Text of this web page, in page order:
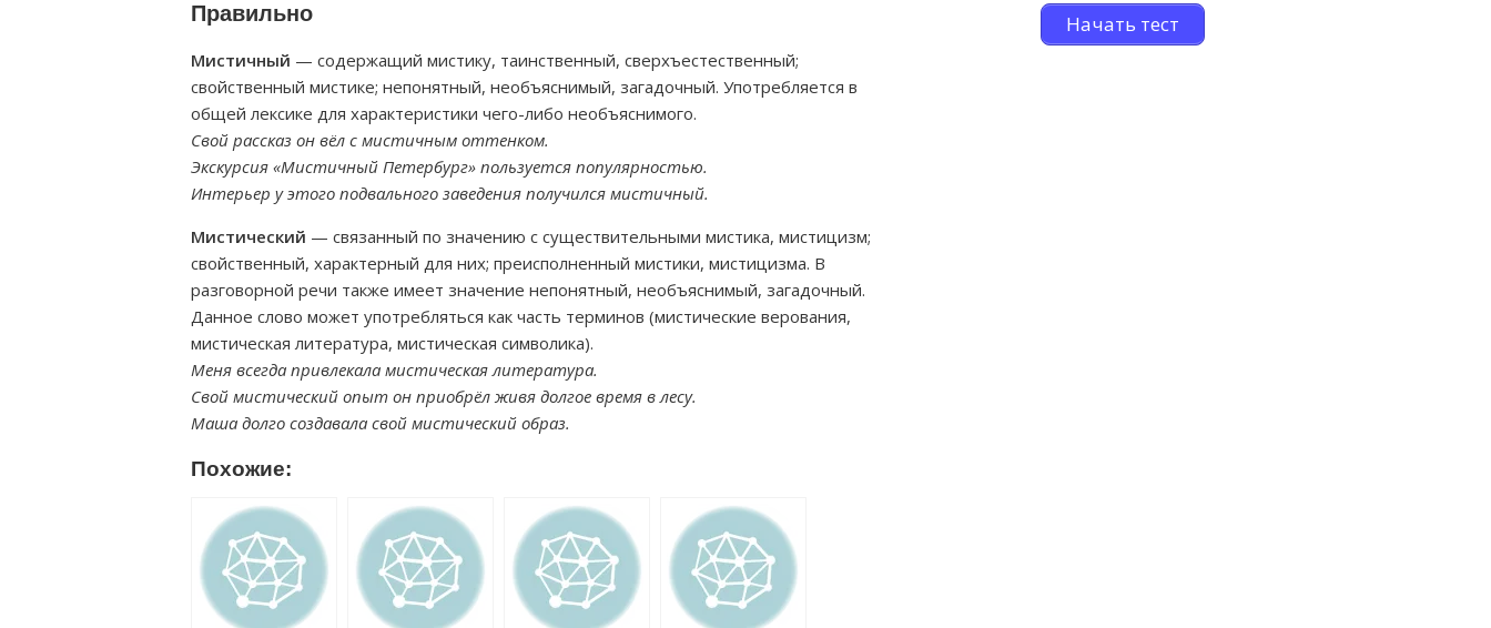
Правильно
Мистичный — содержащий мистику, таинственный, сверхъестественный;
свойственный мистике; непонятный, необъяснимый, загадочный. Употребляется в
общей лексике для характеристики чего-либо необъяснимого.
Свой рассказ он вёл с мистичным оттенком.
Экскурсия «Мистичный Петербург» пользуется популярностью.
Интерьер у этого подвального заведения получился мистичный.
Мистический — связанный по значению с существительными мистика, мистицизм;
свойственный, характерный для них; преисполненный мистики, мистицизма. В
разговорной речи также имеет значение непонятный, необъяснимый, загадочный.
Данное слово может употребляться как часть терминов (мистические верования,
мистическая литература, мистическая символика).
Меня всегда привлекала мистическая литература.
Свой мистический опыт он приобрёл живя долгое время в лесу.
Маша долго создавала свой мистический образ.
Похожие:
Начать тест